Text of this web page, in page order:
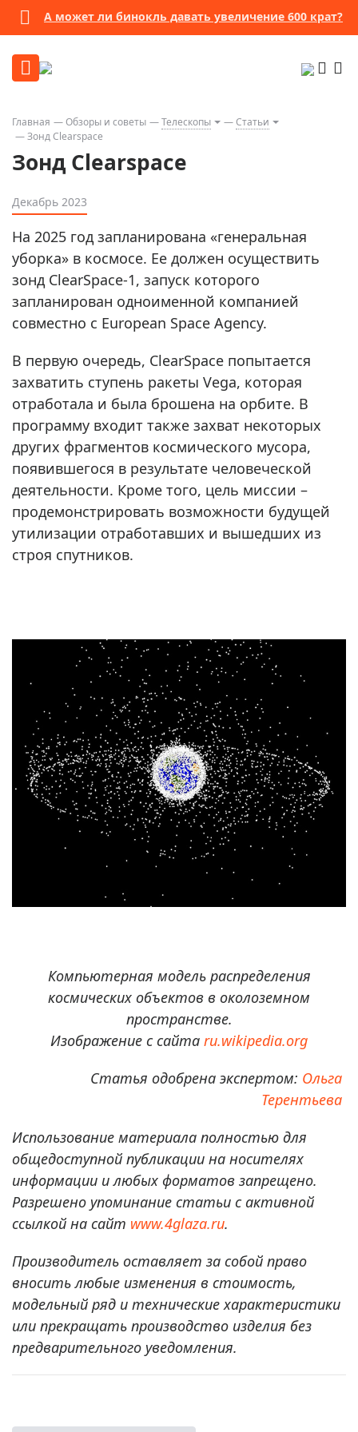
А может ли бинокль давать увеличение 600 крат?
Главная Обзоры и советы Телескопы
Статьи
Зонд Clearspace
Зонд Clearspace
Декабрь 2023
На 2025 год запланирована «генеральная
уборка» в космосе. Ее должен осуществить
зонд ClearSpace-1, запуск которого
запланирован одноименной компанией
совместно с European Space Agency.
В первую очередь, ClearSpace попытается
захватить ступень ракеты Vega, которая
отработала и была брошена на орбите. В
программу входит также захват некоторых
других фрагментов космического мусора,
появившегося в результате человеческой
деятельности. Кроме того, цель миссии –
продемонстрировать возможности будущей
утилизации отработавших и вышедших из
строя спутников.
Компьютерная модель распределения
космических объектов в околоземном
пространстве.
Изображение с сайта ru.wikipedia.org
Статья одобрена экспертом: Ольга
Терентьева
Использование материала полностью для
общедоступной публикации на носителях
информации и любых форматов запрещено.
Разрешено упоминание статьи с активной
ссылкой на сайт www.4glaza.ru.
Производитель оставляет за собой право
вносить любые изменения в стоимость,
модельный ряд и технические характеристики
или прекращать производство изделия без
предварительного уведомления.